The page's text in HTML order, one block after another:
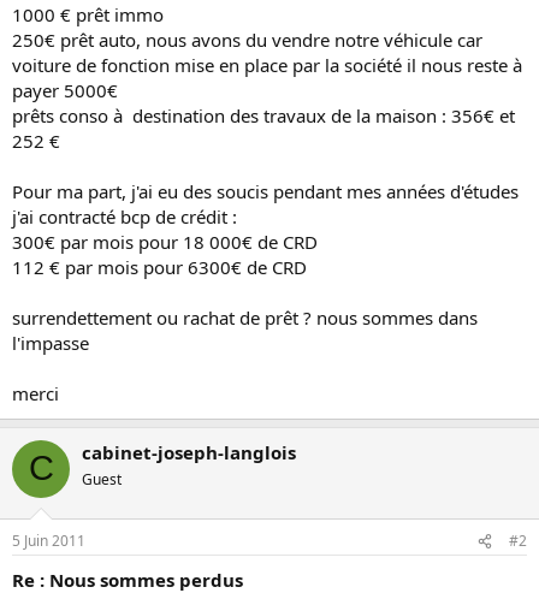
1000 € prêt immo
250€ prêt auto, nous avons du vendre notre véhicule car
voiture de fonction mise en place par la société il nous reste à
payer 5000€
prêts conso à destination des travaux de la maison : 356€ et
252 €
Pour ma part, j'ai eu des soucis pendant mes années d'études
j'ai contracté bcp de crédit :
300€ par mois pour 18 000€ de CRD
112 € par mois pour 6300€ de CRD
surrendettement ou rachat de prêt ? nous sommes dans
l'impasse
merci
C cabinet-joseph-langlois
Guest
5 Juin 2011 #2
Re : Nous sommes perdus